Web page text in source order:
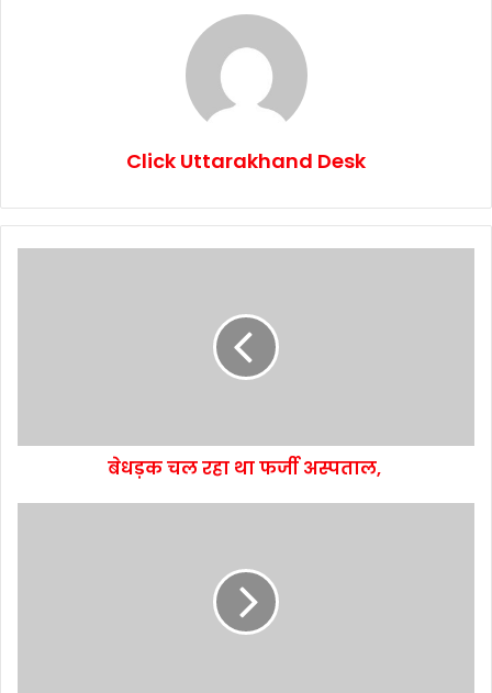
Click Uttarakhand Desk
बेधड़क चल रहा था फर्जी अस्पताल,